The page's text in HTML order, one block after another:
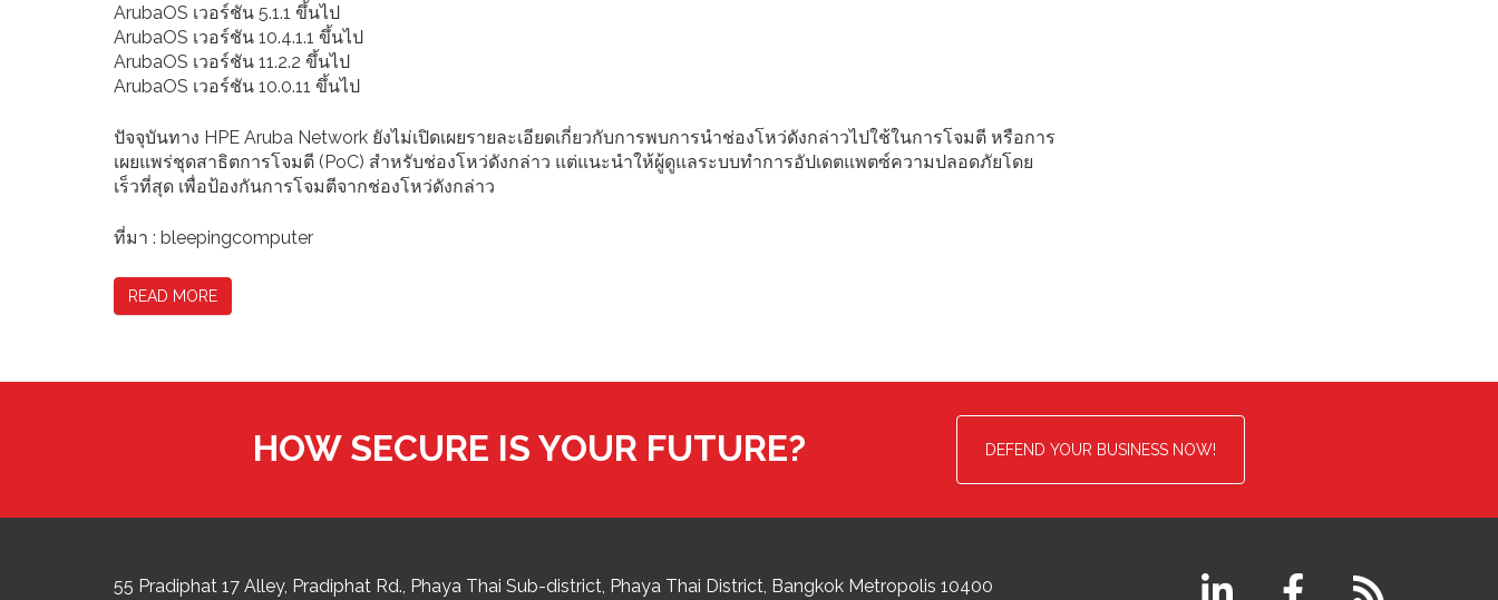
ArubaOS เวอร์ชัน 5.1.1 ขึ้นไป
ArubaOS เวอร์ชัน 10.4.1.1 ขึ้นไป
ArubaOS เวอร์ชัน 11.2.2 ขึ้นไป
ArubaOS เวอร์ชัน 10.0.11 ขึ้นไป
ปัจจุบันทาง HPE Aruba Network ยังไม่เปิดเผยรายละเอียดเกี่ยวกับการพบการนำช่องโหว่ดังกล่าวไปใช้ในการโจมตี หรือการ
เผยแพร่ชุดสาธิตการโจมตี (PoC) สำหรับช่องโหว่ดังกล่าว แต่แนะนำให้ผู้ดูแลระบบทำการอัปเดตแพตซ์ความปลอดภัยโดย
เร็วที่สุด เพื่อป้องกันการโจมตีจากช่องโหว่ดังกล่าว
ที่มา : bleepingcomputer
READ MORE
HOW SECURE IS YOUR FUTURE? DEFEND YOUR BUSINESS NOW!
55 Pradiphat 17 Alley, Pradiphat Rd., Phaya Thai Sub-district Phaya Thai District, Bangkok Metropolis 10400